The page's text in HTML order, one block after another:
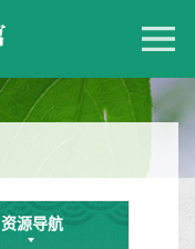
资源导航